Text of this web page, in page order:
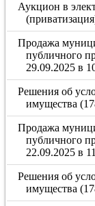
Аукцион в
Продажа
публичного
29.09.2025 в
Решения об
имущества
Продажа
публичного
22.09.2025 в
Решения об
имущества